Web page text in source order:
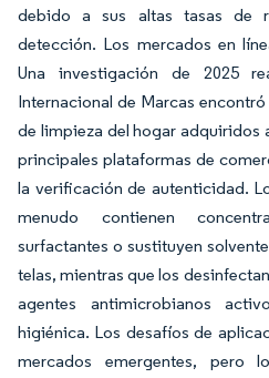
debido a sus altas tasas de
detección. Los mercados en
Una investigación de 2025
Internacional de Marcas
de limpieza del hogar adquiridos
principales plataformas de
la verificación de autenticidad.
menudo contienen
surfactantes o sustituyen
telas, mientras que los
agentes antimicrobianos
higiénica. Los desafíos de
mercados emergentes, pero